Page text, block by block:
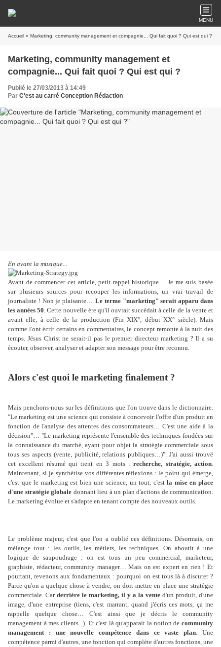
MENU
Accueil » Marketing, community management et compagnie... Qui fait quoi ? Qui est qui ?
Marketing, community management et
compagnie... Qui fait quoi ? Qui est qui ?
Publié le 27/03/2013 à 14:49
Par C'est au carré Conception Rédaction
En avant la musique...
Avant de commencer cet article, petit rappel historique… Je me suis basée
sur plusieurs sources pour recouper les informations, un vrai travail de
journaliste ! Non je plaisante… Le terme "marketing" serait apparu dans
les années 50. Cette nouvelle ère qu'il ouvrait succédait à celle de la vente et
avant elle, à celle de la production (Fin XIX°, début XX° siècle). Mais
comme l'ont écrit certains en commentaires, le concept remonte à la nuit des
temps. Jésus Christ ne serait-il pas le premier directeur marketing ?Il a su
écouter, observer, analyser et adapter son message pour être reconnu.
Alors c'est quoi le marketing finalement ?
Mais penchons-nous sur les définitions que l'on trouve dans le dictionnaire.
"Le marketing est une science qui consiste à concevoir l'offre d'un produit en
fonction de l'analyse des attentes des consommateurs… C'est une aide à la
décision"… "Le marketing représente l'ensemble des techniques fondées sur
la connaissance du marché, ayant pour objet la stratégie commerciale sous
tous ses aspects (vente, publicité, relations publiques…)". J'ai aussi trouvé
cet excellent résumé qui tient en 3 mots :recherche, stratégie, action.
Maintenant, si je synthétise vos différentes réflexions : le point qui émerge,
c'est que le marketing est bien une science, un tout, c'estla mise en place
d'une stratégie globale donnant lieu à un plan d'actions de communication.
Le marketing évolue et s'adapte en tenant compte des nouveaux outils.
Le problème majeur, c'est que l'on a oublié ces définitions. Désormais, on
mélange tout : les outils, les métiers, les techniques. On aboutit à une
logique de saupoudrage : on est tous un peu commercial, marketeur,
graphiste, rédacteur, community manager… Mais on est expert en rien ! Et
pourtant, revenons aux fondamentaux : pourquoi on est tous là à discuter ?
Parce qu'on a quelque chose à vendre, on doit mettre en place une stratégie
commerciale. Car derrière le marketing, il y a la vente d'un produit, d'une
image, d'une entreprise (tiens, c'est marrant, quand j'écris ces mots, ça me
rappelle quelque chose… C'est ainsi que je décris le community
management à mes clients...). Et c'est là qu'apparait la notion de community
management : une nouvelle compétence dans ce vaste plan. Une
compétence parmi d'autres, une fonction qui complète d'autres fonctions, une